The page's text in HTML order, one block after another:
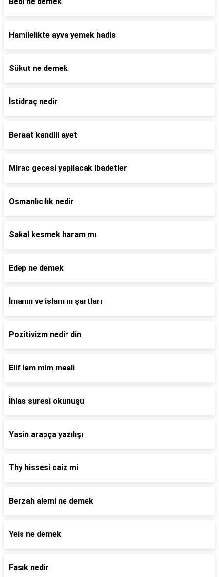
Hamilelikte ayva yemek hadis
Sükut ne demek
İstidraç nedir
Beraat kandili ayet
Mirac gecesi yapilacak ibadetler
Osmanlıcılık nedir
Sakal kesmek haram mı
Edep ne demek
İmanın ve islam ın şartları
Pozitivizm nedir din
Elif lam mim meali
İhlas suresi okunuşu
Yasin arapça yazılışı
Thy hissesi caiz mi
Berzah alemi ne demek
Yeis ne demek
Fasık nedir